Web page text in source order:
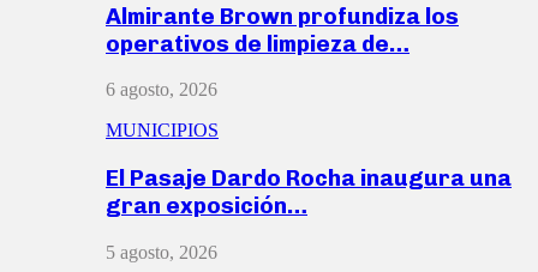
Almirante Brown profundiza los
operativos de limpieza de…
6 agosto, 2026
MUNICIPIOS
El Pasaje Dardo Rocha inaugura una
gran exposición…
5 agosto, 2026